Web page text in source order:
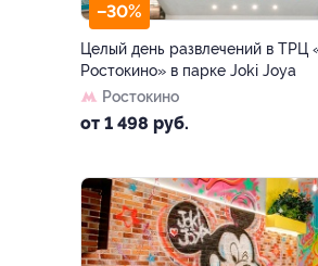
–30%
Целый день развлечений в ТРЦ
Ростокино» в парке Joki Joya
Ростокино
от 1 498 руб.